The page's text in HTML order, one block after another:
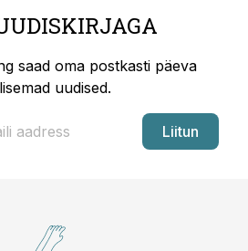
saad oma postkasti päeva
uudised.
Liitun